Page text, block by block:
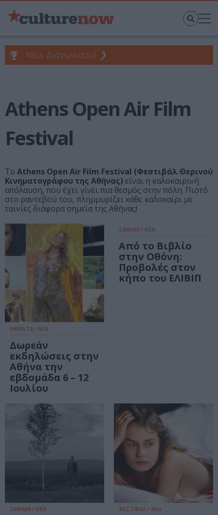
Νέοι Διαγωνισμοί ❯
Athens Open Air Film
Festival
Το Athens Open Air Film Festival (Φεστιβάλ Θερινού
Κινηματογράφου της Αθήνας) είναι η καλοκαιρινή
απόλαυση, που έχει γίνει πια θεσμός στην πόλη. Πιστό
στο ραντεβού του, πλημμυρίζει κάθε καλοκαίρι με
ταινίες διάφορα σημεία της Αθήνας!
ΘΕΜΑΤΑ / ΝΕΑ
Δωρεάν
εκδηλώσεις στην
Αθήνα την
εβδομάδα 6 – 12
Ιουλίου
ΣΙΝΕΜΑ / ΝΕΑ
Από το Βιβλίο
στην Οθόνη:
Προβολές στον
κήπο του ΕΛΙΒΙΠ
ΣΙΝΕΜΑ / ΝΕΑ ΦΕΣΤΙΒΑΛ / ΝΕΑ